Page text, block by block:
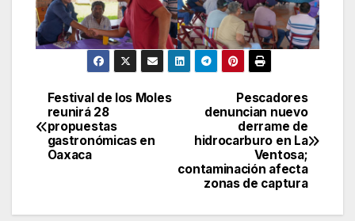
Navegación
de
Pescadores
denuncian nuevo
derrame de
hidrocarburo en La
Ventosa;
contaminación afecta
zonas de captura
Festival de los Moles
reunirá 28
propuestas
gastronómicas en
Oaxaca